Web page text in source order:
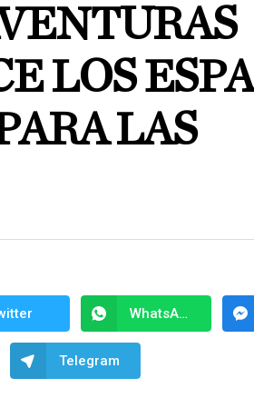
LOS
LAS
WhatsApp
Telegram